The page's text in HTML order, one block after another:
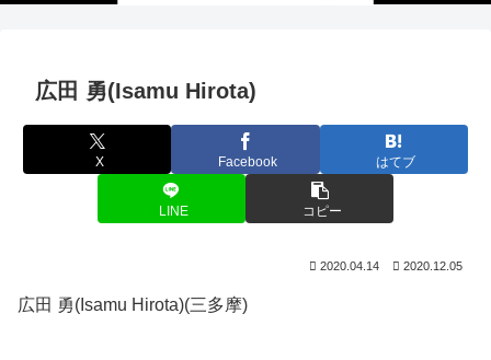
広田 勇(Isamu Hirota)
X Facebook はてブ
LINE コピー
2020.04.14 2020.12.05
広田 勇(Isamu Hirota)(三多摩)